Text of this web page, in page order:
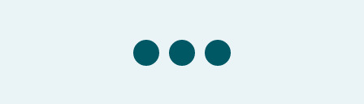
Page Facebook
Compte TwitterCompte Linkedin